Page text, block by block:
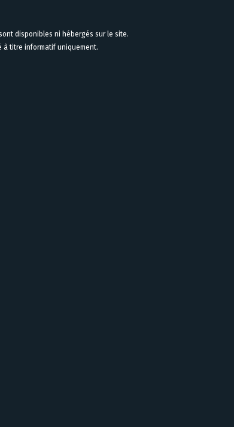
disponibles ni hébergés sur le site.
à titre informatif uniquement.